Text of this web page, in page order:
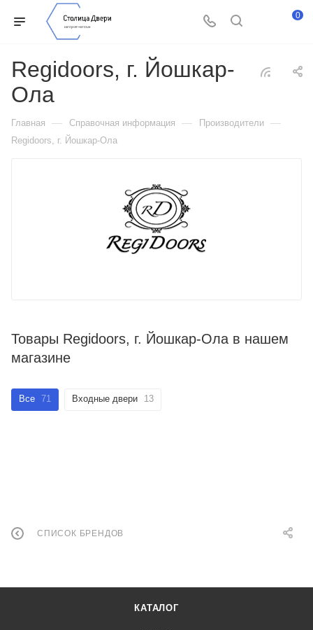
0
Regidoors, г. Йошкар-
Ола
Главная — Справочная информация — Производители —
Regidoors, г. Йошкар-Ола
Товары Regidoors, г. Йошкар-Ола в нашем
магазине
Все 71 Входные двери 13
СПИСОК БРЕНДОВ
КАТАЛОГ